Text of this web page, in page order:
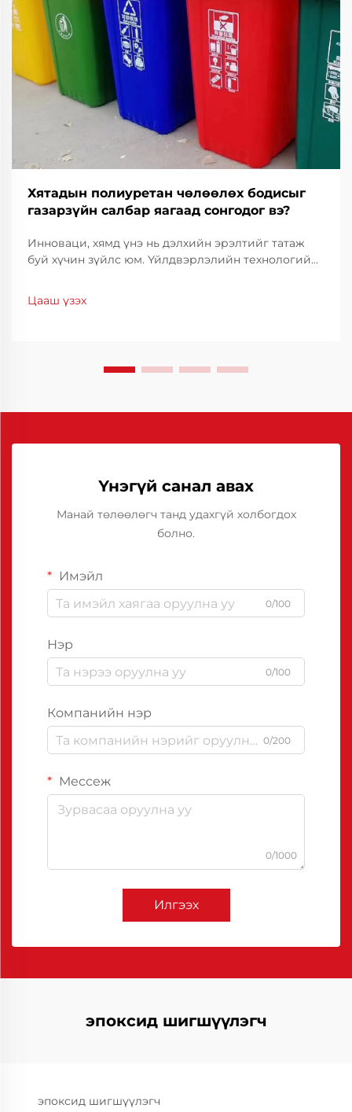
Хятадын полиуретан чөлөөлөх бодисыг
газарзүйн салбар яагаад сонгодог вэ?
Инноваци, хямд үнэ нь дэлхийн эрэлтийг татаж
буй хүчин зүйлс юм. Үйлдвэрлэлийн технологийн
нь чухал үүрэг гүйцэтгэдэг. Хятадын полиуретан
Цааш үзэх
Үнэгүй санал авах
Манай төлөөлөгч танд удахгүй холбогдох
болно.
Имэйл
0/100
Нэр
0/100
Компанийн нэр
0/200
Мессеж
0/1000
Илгээх
эпоксид шигшүүлэгч
эпоксид шигшүүлэгч